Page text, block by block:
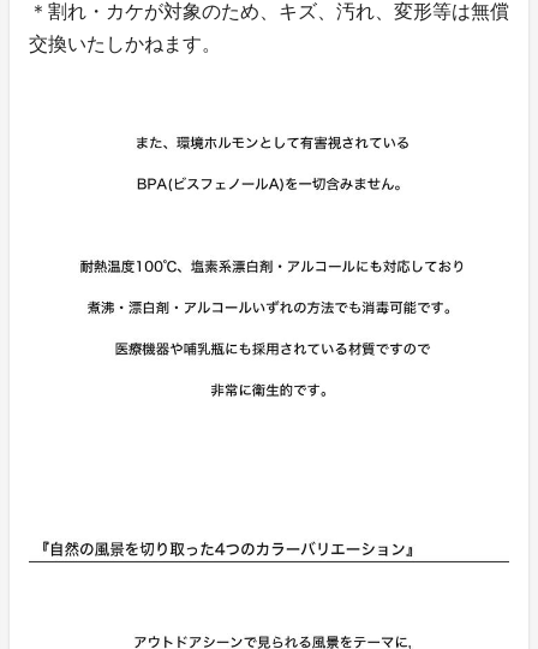
＊割れ・カケが対象のため、キズ、汚れ、変形等は無償
交換いたしかねます。